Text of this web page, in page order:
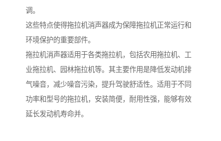
调。
这些特点使得拖拉机消声器成为保障拖拉机正常运行和
环境保护的重要部件。
拖拉机消声器适用于各类拖拉机，包括农用拖拉机、工
业拖拉机、园林拖拉机等。其主要作用是降低发动机排
气噪音，减少噪音污染，提升驾驶舒适性。适用于不同
功率和型号的拖拉机，安装简便，耐用性强，能够有效
延长发动机寿命并。